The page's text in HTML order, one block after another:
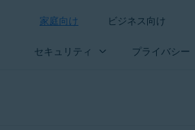
家庭向け ビジネス向け
セキュリティ プライバシー